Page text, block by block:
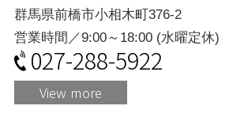
群馬県前橋市小相木町376-2
営業時間／9:00～18:00 (水曜定休)
027-288-5922
View more